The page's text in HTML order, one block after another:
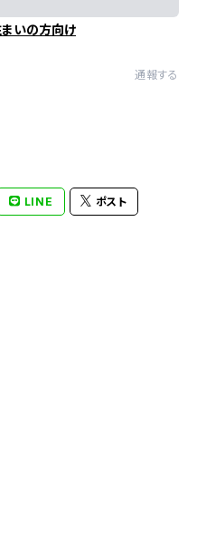
いの方向け
通報する
LINE ポスト